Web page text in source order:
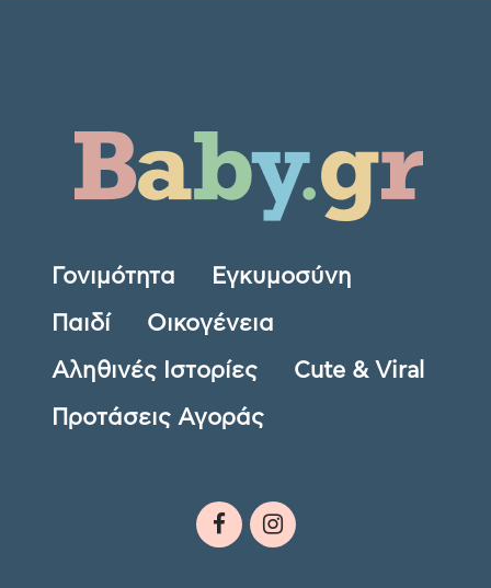
Γονιμότητα Εγκυμοσύνη
Παιδί Οικογένεια
Αληθινές Ιστορίες Cute & Viral
Προτάσεις Αγοράς